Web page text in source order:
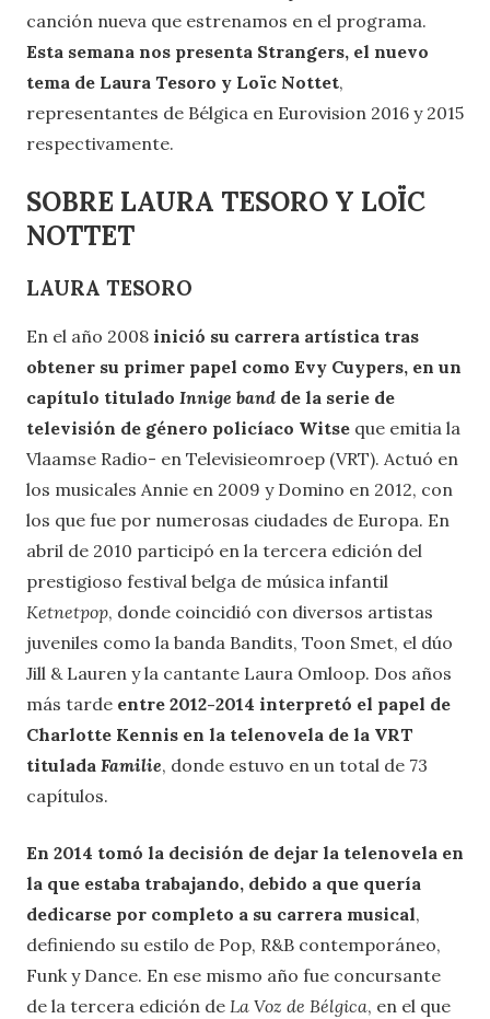
canción nueva que estrenamos en el programa.
Esta semana nos presenta Strangers, el nuevo
tema de Laura Tesoro y Loïc Nottet,
representantes de Bélgica en Eurovision 2016 y 2015
respectivamente.
SOBRE LAURA TESORO Y LOÏC
NOTTET
LAURA TESORO
En el año 2008 inició su carrera artística tras
obtener su primer papel como Evy Cuypers, en un
capítulo titulado Innige band de la serie de
televisión de género policíaco Witse que emitia la
Vlaamse Radio- en Televisieomroep (VRT). Actuó en
los musicales Annie en 2009 y Domino en 2012, con
los que fue por numerosas ciudades de Europa. En
abril de 2010 participó en la tercera edición del
prestigioso festival belga de música infantil
Ketnetpop, donde coincidió con diversos artistas
juveniles como la banda Bandits, Toon Smet, el dúo
Jill & Lauren y la cantante Laura Omloop. Dos años
más tarde entre 2012-2014 interpretó el papel de
Charlotte Kennis en la telenovela de la VRT
titulada Familie, donde estuvo en un total de 73
capítulos.
En 2014 tomó la decisión de dejar la telenovela en
la que estaba trabajando, debido a que quería
dedicarse por completo a su carrera musical,
definiendo su estilo de Pop, R&B contemporáneo,
Funk y Dance. En ese mismo año fue concursante
de la tercera edición de La Voz de Bélgica, en el que